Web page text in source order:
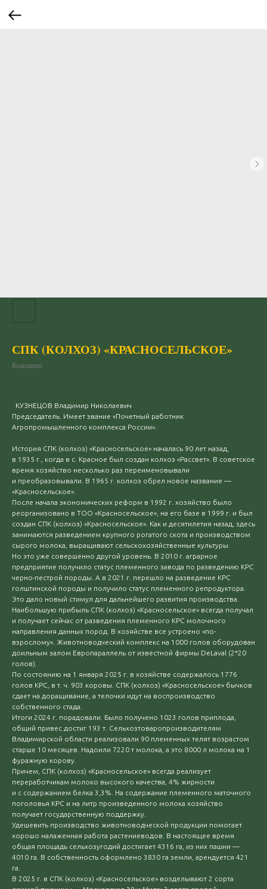
СПК (КОЛХОЗ) «КРАСНОСЕЛЬСКОЕ»
Компании
КУЗНЕЦОВ Владимир Николаевич
Председатель. Имеет звание «Почетный работник
Агропромышленного комплекса России».
История СПК (колхоз) «Красносельское» началась 90 лет назад,
в 1935 г., когда в с. Красное был создан колхоз «Рассвет». В советское
время хозяйство несколько раз переименовывали
и преобразовывали. В 1965 г. колхоз обрел новое название —
«Красносельское».
После начала экономических реформ в 1992 г. хозяйство было
реорганизовано в ТОО «Красносельское», на его базе в 1999 г. и был
создан СПК (колхоз) «Красносельское». Как и десятилетия назад, здесь
занимаются разведением крупного рогатого скота и производством
сырого молока, выращивают сельскохозяйственные культуры.
Но это уже совершенно другой уровень. В 2010 г. аграрное
предприятие получило статус племенного завода по разведению КРС
черно-пестрой породы. А в 2021 г. перешло на разведение КРС
голштинской породы и получило статус племенного репродуктора.
Это дало новый стимул для дальнейшего развития производства.
Наибольшую прибыль СПК (колхоз) «Красносельское» всегда получал
и получает сейчас от разведения племенного КРС молочного
направления данных пород. В хозяйстве все устроено «по-
взрослому». Животноводческий комплекс на 1000 голов оборудован
доильным залом Европараллель от известной фирмы DeLaval (2*20
голов).
По состоянию на 1 января 2025 г. в хозяйстве содержалось 1776
голов КРС, в т. ч. 903 коровы. СПК (колхоз) «Красносельское» бычков
сдает на доращивание, а телочки идут на воспроизводство
собственного стада.
Итоги 2024 г. порадовали. Было получено 1023 голов приплода,
общий привес достиг 193 т. Сельхозтоваропроизводителям
Владимирской области реализовали 90 племенных телят возрастом
старше 10 месяцев. Надоили 7220 т молока, а это 8000 л молока на 1
фуражную корову.
Причем, СПК (колхоз) «Красносельское» всегда реализует
переработчикам молоко высокого качества, 4% жирности
и с содержанием белка 3,3%. На содержание племенного маточного
поголовья КРС и на литр произведенного молока хозяйство
получает государственную поддержку.
Удешевить производство животноводческой продукции помогает
хорошо налаженная работа растениеводов. В настоящее время
общая площадь сельхозугодий достигает 4316 га, из них пашни —
4010 га. В собственность оформлено 3830 га земли, арендуется 421
га.
В 2025 г. в СПК (колхоз) «Красносельское» возделывают 2 сорта